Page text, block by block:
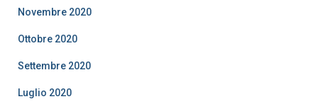
Novembre 2020
Ottobre 2020
Settembre 2020
Luglio 2020